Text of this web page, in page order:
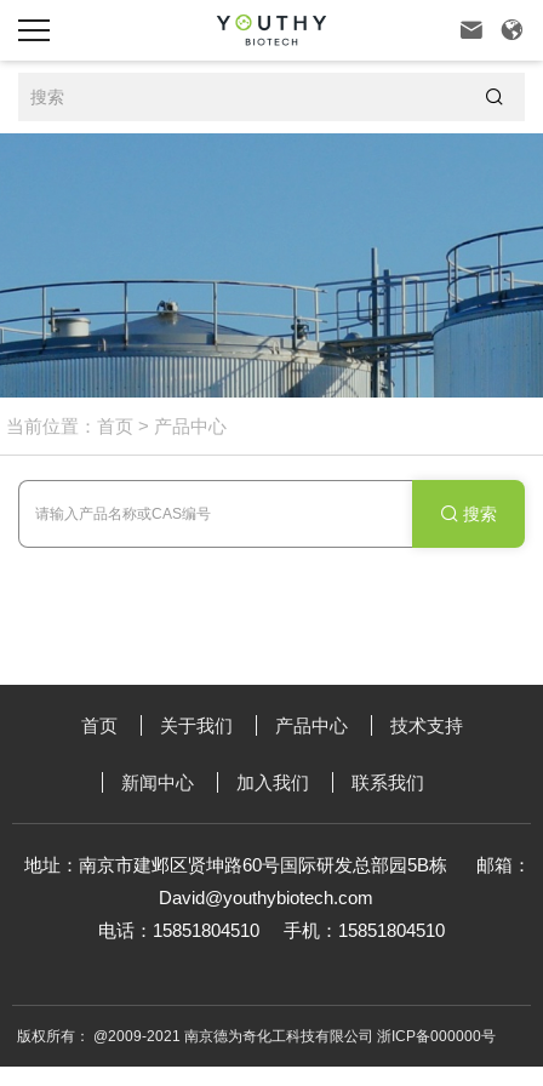
 

当前位置： 首页 > 产品中心
 搜索
首页 关于我们 产品中心 技术支持
新闻中心 加入我们 联系我们
地址：南京市建邺区贤坤路60号国际研发总部园5B栋
邮箱：
David@youthybiotech.com
电话：15851804510
手机：15851804510
版权所有： @2009-2021 南京德为奇化工科技有限公司 浙ICP备000000号